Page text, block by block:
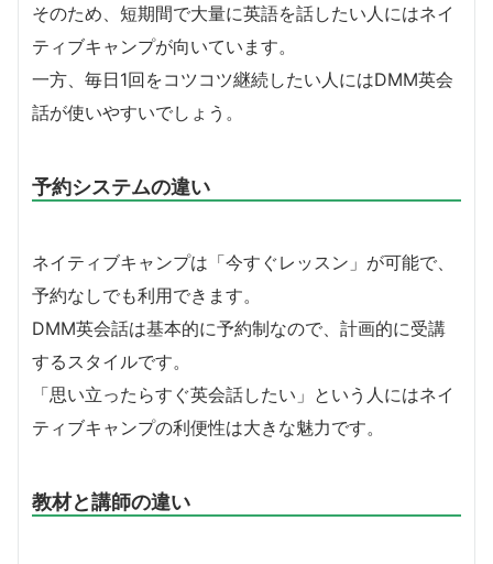
そのため、短期間で大量に英語を話したい人にはネイ
ティブキャンプが向いています。
一方、毎日1回をコツコツ継続したい人にはDMM英会
話が使いやすいでしょう。
予約システムの違い
ネイティブキャンプは「今すぐレッスン」が可能で、
予約なしでも利用できます。
DMM英会話は基本的に予約制なので、計画的に受講
するスタイルです。
「思い立ったらすぐ英会話したい」という人にはネイ
ティブキャンプの利便性は大きな魅力です。
教材と講師の違い